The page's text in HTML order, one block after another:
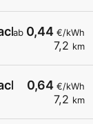
ab 0,44 €/kWh
7,2 km
Schnell-
0,64 €/kWh
7,2 km
Schnell-